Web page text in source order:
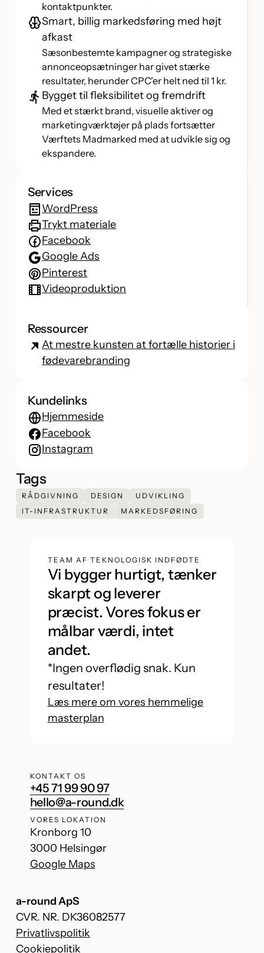
kontaktpunkter.
Smart, billig markedsføring med højt
afkast
Sæsonbestemte kampagner og strategiske
annonceopsætninger har givet stærke
resultater, herunder CPC'er helt ned til 1 kr.
Bygget til fleksibilitet og fremdrift
Med et stærkt brand, visuelle aktiver og
marketingværktøjer på plads fortsætter
Værftets Madmarked med at udvikle sig og
ekspandere.
Services
WordPress
Trykt materiale
Facebook
Google Ads
Pinterest
Videoproduktion
Ressourcer
At mestre kunsten at fortælle historier i
fødevarebranding
Kundelinks
Hjemmeside
Facebook
Instagram
Tags
RÅDGIVNING DESIGN
UDVIKLING
IT-INFRASTRUKTUR
MARKEDSFØRING
TEAM AF TEKNOLOGISK INDFØDTE
Vi bygger hurtigt, tænker
skarpt og leverer
præcist. Vores fokus er
målbar værdi, intet
andet.
*Ingen overflødig snak. Kun
resultater!
Læs mere om vores hemmelige
masterplan
KONTAKT OS
+45 71 99 90 97
hello@a-round.dk
VORES LOKATION
Kronborg 10
3000 Helsingør
Google Maps
a-round ApS
CVR. NR. DK36082577
Privatlivspolitik
Cookiepolitik